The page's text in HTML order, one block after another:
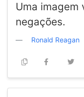
Uma imagem
negações.
Ronald Reagan